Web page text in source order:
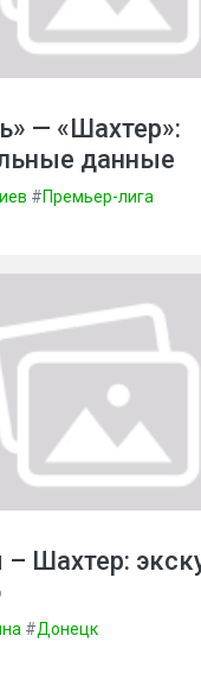
— «Шахтер»:
данные
#Премьер-лига
– Шахтер:
#Донецк